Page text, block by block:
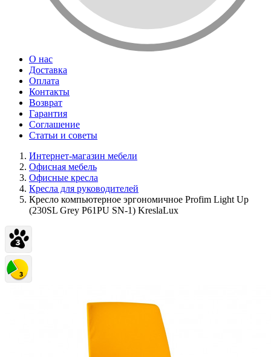
О нас
Доставка
Оплата
Контакты
Возврат
Гарантия
Соглашение
Статьи и советы
Интернет-магазин мебели
Офисная мебель
Офисные кресла
Кресла для руководителей
Кресло компьютерное эргономичное Profim Light Up
(230SL Grey P61PU SN-1) KreslaLux